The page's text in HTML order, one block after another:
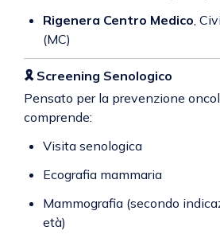
Rigenera Centro Medico,
(MC)
🎗️ Screening Senologico
Pensato per la prevenzione
comprende:
Visita senologica
Ecografia mammaria
Mammografia (secondo
età)